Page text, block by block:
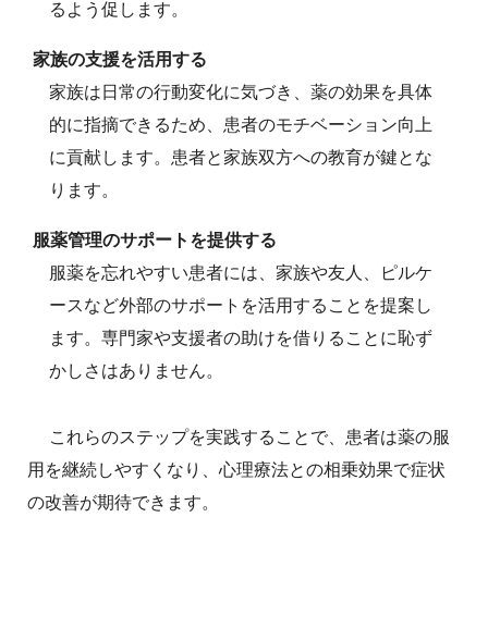
るよう促します。
家族の支援を活用する
家族は日常の行動変化に気づき、薬の効果を具体
的に指摘できるため、患者のモチベーション向上
に貢献します。患者と家族双方への教育が鍵とな
ります。
服薬管理のサポートを提供する
服薬を忘れやすい患者には、家族や友人、ピルケ
ースなど外部のサポートを活用することを提案し
ます。専門家や支援者の助けを借りることに恥ず
かしさはありません。
これらのステップを実践することで、患者は薬の服
用を継続しやすくなり、心理療法との相乗効果で症状
の改善が期待できます。